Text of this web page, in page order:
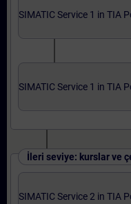
SIMATIC Service 1 in TIA
SIMATIC Service 1 in TIA
İleri seviye: kurslar ve
SIMATIC Service 2 in TIA